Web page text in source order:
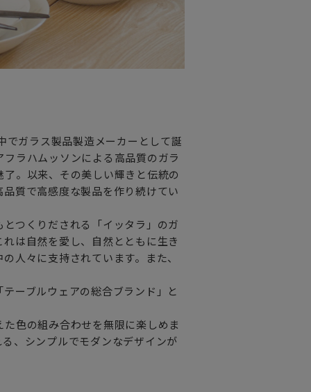
でガラス製品製造メーカーとして誕
ラハムッソンによる高品質のガラ
。以来、その美しい輝きと伝統の
質で高感度な製品を作り続けてい
つくりだされる「イッタラ」のガ
は自然を愛し、自然とともに生き
人々に支持されています。また、
ーブルウェアの総合ブランド」と
色の組み合わせを無限に楽しめま
、シンプルでモダンなデザインが